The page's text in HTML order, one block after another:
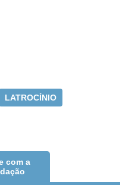
LATROCÍNIO
com a